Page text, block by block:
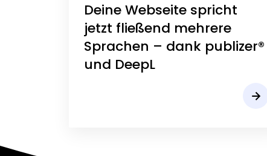
Deine Webseite spricht
jetzt fließend mehrere
Sprachen – dank publizer®
und DeepL